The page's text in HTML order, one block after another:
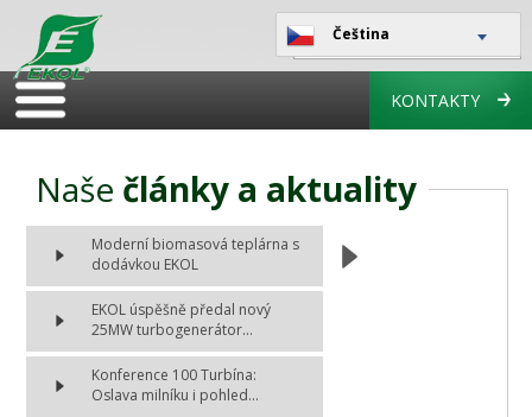
Čeština
KONTAKTY
Naše články a aktuality
Moderní biomasová teplárna s
dodávkou EKOL
EKOL úspěšně předal nový
25MW turbogenerátor...
Konference 100 Turbína:
Oslava milníku i pohled...